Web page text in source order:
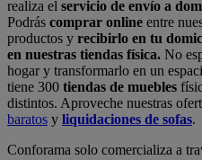
realiza el servicio de envío a
Podrás comprar online entre
productos y recibirlo en tu
en nuestras tiendas física. No
hogar y transformarlo en un
tiene 300 tiendas de muebles
distintos. Aproveche nuestras
baratos y liquidaciones de sofas.
Conforama solo comercializa a